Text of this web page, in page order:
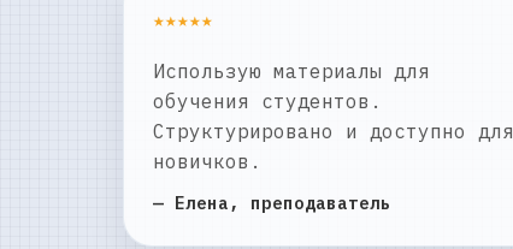
★★★★★
Использую материалы для
обучения студентов.
Структурировано и доступно для
новичков.
— Елена, преподаватель